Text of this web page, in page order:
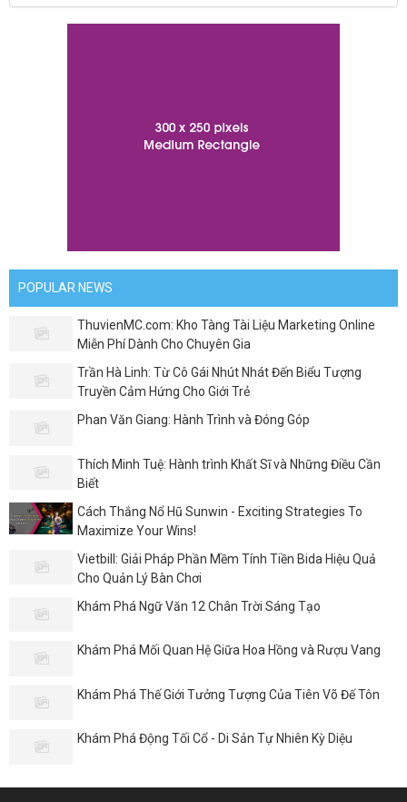
POPULAR NEWS
ThuvienMC.com: Kho Tàng Tài Liệu Marketing Online
Miễn Phí Dành Cho Chuyên Gia
Trần Hà Linh: Từ Cô Gái Nhút Nhát Đến Biểu Tượng
Truyền Cảm Hứng Cho Giới Trẻ
Phan Văn Giang: Hành Trình và Đóng Góp
Thích Minh Tuệ: Hành trình Khất Sĩ và Những Điều Cần
Biết
Cách Thắng Nổ Hũ Sunwin - Exciting Strategies To
Maximize Your Wins!
Vietbill: Giải Pháp Phần Mềm Tính Tiền Bida Hiệu Quả
Cho Quản Lý Bàn Chơi
Khám Phá Ngữ Văn 12 Chân Trời Sáng Tạo
Khám Phá Mối Quan Hệ Giữa Hoa Hồng và Rượu Vang
Khám Phá Thế Giới Tưởng Tượng Của Tiên Võ Đế Tôn
Khám Phá Động Tối Cổ - Di Sản Tự Nhiên Kỳ Diệu